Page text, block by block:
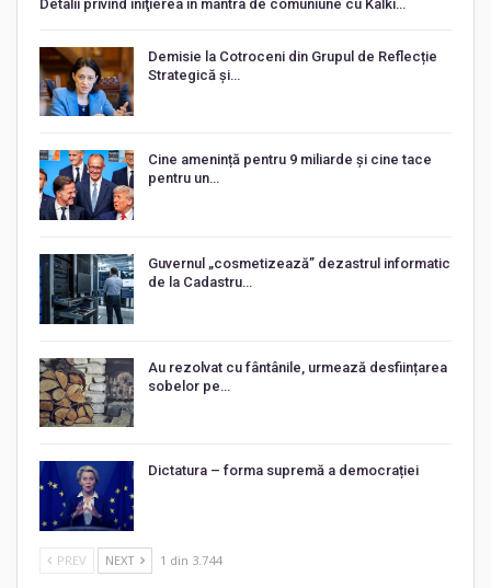
Detalii privind iniţierea în mantra de comuniune cu Kalki…
Demisie la Cotroceni din Grupul de Reflecție
Strategică și…
Cine amenință pentru 9 miliarde și cine tace
pentru un…
Guvernul „cosmetizează” dezastrul informatic
de la Cadastru…
Au rezolvat cu fântânile, urmează desființarea
sobelor pe…
Dictatura – forma supremă a democrației
PREV NEXT 1 din 3.744